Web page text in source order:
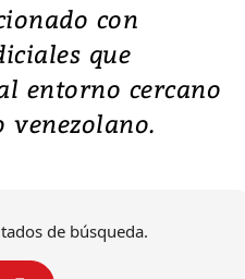
con
que
entorno cercano
venezolano.
de búsqueda.